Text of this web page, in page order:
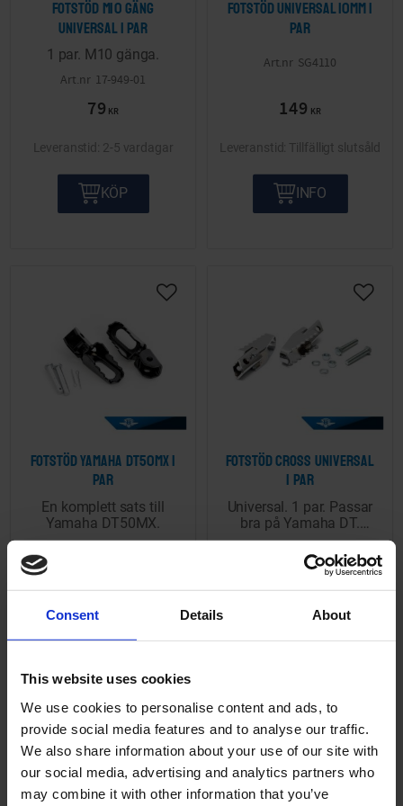
Consent Details About
This website uses cookies
We use cookies to personalise content and ads, to
provide social media features and to analyse our traffic.
We also share information about your use of our site with
our social media, advertising and analytics partners who
may combine it with other information that you’ve
Fotstöd M10 gäng
Universal 1 par
1 par. M10 gänga.
17-949-01
79 KR
2-5 vardagar
KÖP
Fotstöd Universal 10mm 1
par
SG4110
149 KR
Tillfälligt slutsåld
INFO
Fotstöd Yamaha DT50MX 1
par
En komplett sats till
Yamaha DT50MX.
Lägg till i önskelista
Fotstöd cross Universal
1 par
Universal. 1 par. Passar
bra på Yamaha DT.
8mm hål.
Lägg
2-5 vardagar
Lägg till i önskelista Lägg